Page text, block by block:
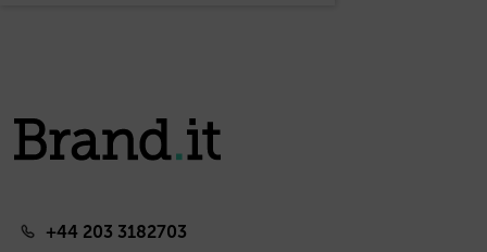
+44 203 3182703